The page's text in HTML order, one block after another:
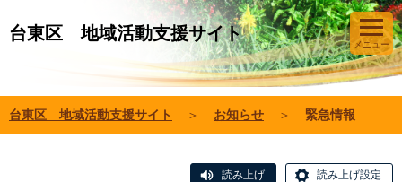
台東区 地域活動支援サイト
メニュー
台東区 地域活動支援サイト ＞ お知らせ ＞ 緊急情報
読み上げ 読み上げ設定